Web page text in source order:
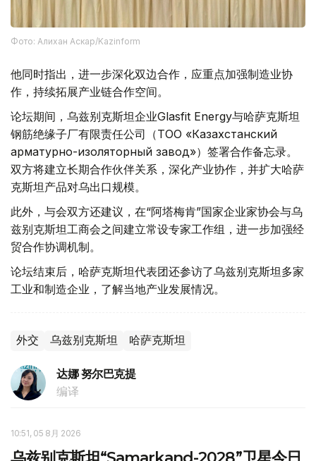
Фото: Алихан Аскар/Kazinform
他同时指出，进一步深化双边合作，应重点加强制造业协
作，持续拓展产业链合作空间。
论坛期间，乌兹别克斯坦企业Glasfit Energy与哈萨克斯坦
钢筋绝缘子厂有限责任公司（ТОО «Казахстанский
арматурно-изоляторный завод»）签署合作备忘录。
双方将建立长期合作伙伴关系，深化产业协作，并扩大哈萨
克斯坦产品对乌出口规模。
此外，与会双方还建议，在“阿塔梅肯”国家企业家协会与乌
兹别克斯坦工商会之间建立常设专家工作组，进一步加强经
贸合作协调机制。
论坛结束后，哈萨克斯坦代表团还参访了乌兹别克斯坦多家
工业和制造企业，了解当地产业发展情况。
外交 乌兹别克斯坦 哈萨克斯坦
达娜 努尔巴克提
编译
10:51, 05 8月 2026